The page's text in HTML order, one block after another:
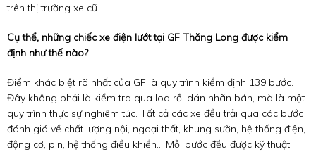
trên thị trường xe cũ.
Cụ thể, những chiếc xe điện lướt tại GF Thăng Long được kiểm
định như thế nào?
Điểm khác biệt rõ nhất của GF là quy trình kiểm định 139 bước.
Đây không phải là kiểm tra qua loa rồi dán nhãn bán, mà là một
quy trình thực sự nghiêm túc. Tất cả các xe đều trải qua các bước
đánh giá về chất lượng nội, ngoại thất, khung sườn, hệ thống điện,
động cơ, pin, hệ thống điều khiển… Mỗi bước đều được kỹ thuật